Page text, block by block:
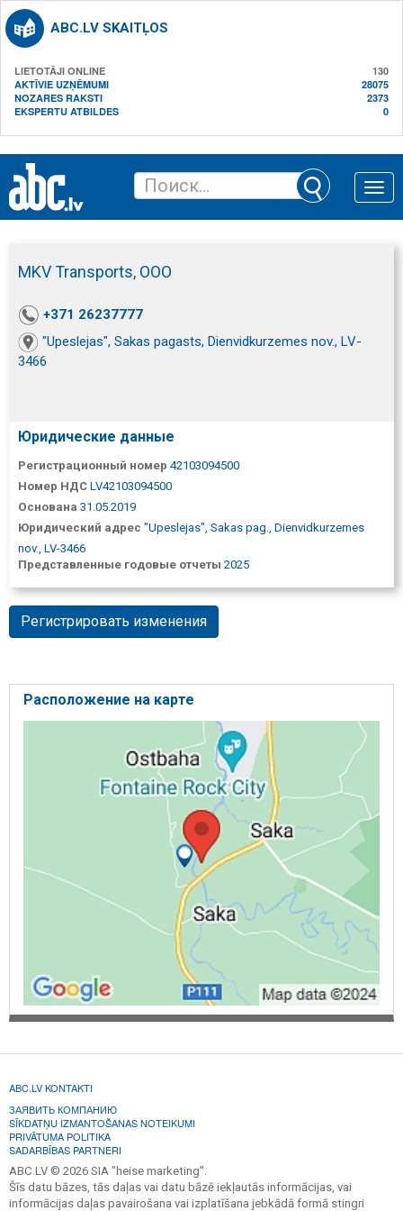
ABC.LV SKAITĻOS
LIETOTĀJI ONLINE
130
AKTĪVIE UZŅĒMUMI
28075
NOZARES RAKSTI
2373
EKSPERTU ATBILDES
0
Toggle
MKV Transports, ООО
+371 26237777
"Upeslejas", Sakas pagasts, Dienvidkurzemes nov., LV-
3466
Юридические данные
Регистрационный номер 42103094500
Номер НДС LV42103094500
Основана 31.05.2019
Юридический адрес "Upeslejas", Sakas pag., Dienvidkurzemes
nov., LV-3466
Представленные годовые отчеты 2025
Регистрировать изменения
Расположение на карте
ABC.LV KONTAKTI
ЗАЯВИТЬ КОМПАНИЮ
SĪKDATŅU IZMANTOŠANAS NOTEIKUMI
PRIVĀTUMA POLITIKA
SADARBĪBAS PARTNERI
ABC.LV © 2026 SIA "heise marketing".
Šīs datu bāzes, tās daļas vai datu bāzē iekļautās informācijas, vai
informācijas daļas pavairošana vai izplatīšana jebkādā formā stingri